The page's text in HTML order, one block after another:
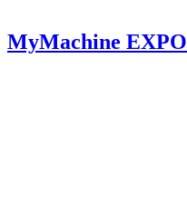
MyMachine EXPO